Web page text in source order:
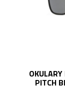
PITCH